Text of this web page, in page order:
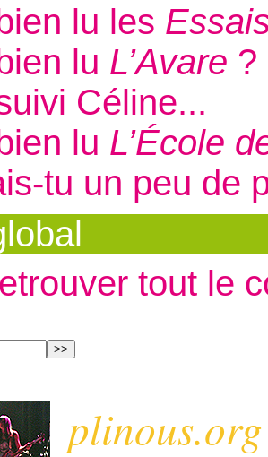
lu les
lu L’Avare ?
Céline...
lu L’École
tu un peu de
tout le
plinous.org